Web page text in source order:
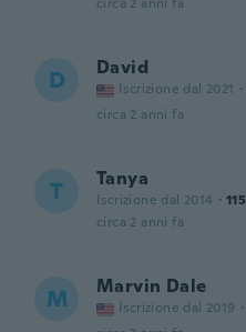
D David
Iscrizione dal 2021 ·
circa 2 anni fa
T Tanya
Iscrizione dal 2014 · 115
circa 2 anni fa
M Marvin Dale
Iscrizione dal 2019 ·